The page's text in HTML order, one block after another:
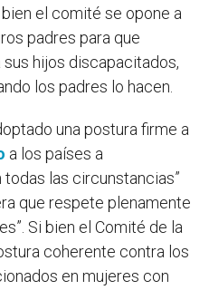
el comité se opone a
padres para que
hijos discapacitados,
los padres lo hacen.
una postura firme a
a los países a
todas las circunstancias”
que respete plenamente
Si bien el Comité de la
coherente contra los
en mujeres con